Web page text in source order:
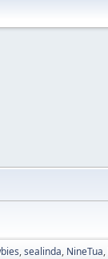
,sealinda, NineTua,